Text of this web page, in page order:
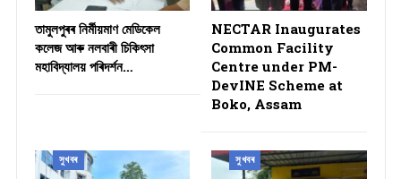
তামুলপুৰৰ নিৰ্মীয়মাণ মেডিকেল
কলেজ আৰু নলবাৰী চিকিৎসা
মহাবিদ্যালয় পৰিদৰ্শন…
NECTAR Inaugurates
Common Facility
Centre under PM-
DevINE Scheme at
Boko, Assam
সুখবৰ সুখবৰ